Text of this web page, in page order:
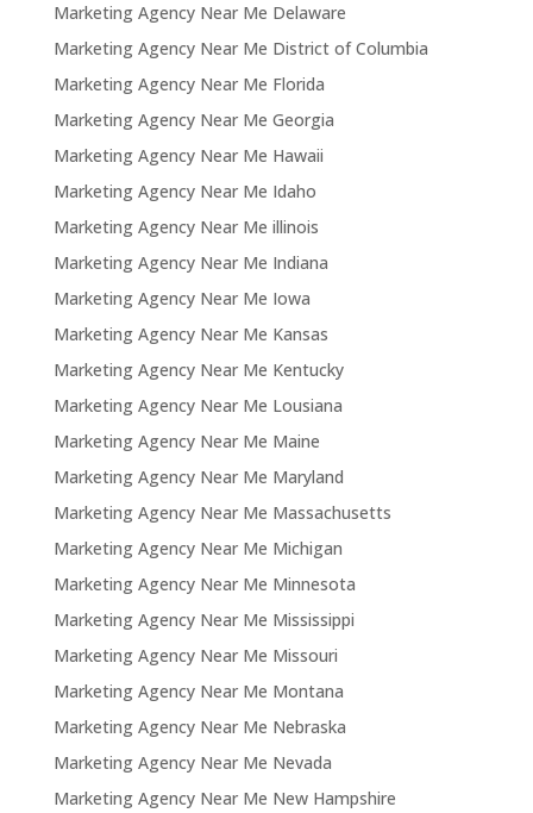
Marketing Agency Near Me Delaware
Marketing Agency Near Me District of Columbia
Marketing Agency Near Me Florida
Marketing Agency Near Me Georgia
Marketing Agency Near Me Hawaii
Marketing Agency Near Me Idaho
Marketing Agency Near Me illinois
Marketing Agency Near Me Indiana
Marketing Agency Near Me Iowa
Marketing Agency Near Me Kansas
Marketing Agency Near Me Kentucky
Marketing Agency Near Me Lousiana
Marketing Agency Near Me Maine
Marketing Agency Near Me Maryland
Marketing Agency Near Me Massachusetts
Marketing Agency Near Me Michigan
Marketing Agency Near Me Minnesota
Marketing Agency Near Me Mississippi
Marketing Agency Near Me Missouri
Marketing Agency Near Me Montana
Marketing Agency Near Me Nebraska
Marketing Agency Near Me Nevada
Marketing Agency Near Me New Hampshire